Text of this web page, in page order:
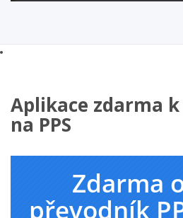
Aplikace zdarma k
na PPS